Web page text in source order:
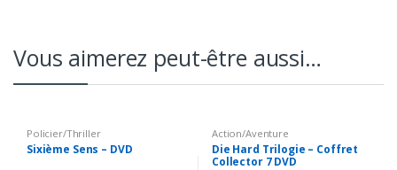
Vous aimerez peut-être aussi…
Policier/Thriller
Sixième Sens – DVD
Action/Aventure
Die Hard Trilogie – Coffret
Collector 7 DVD